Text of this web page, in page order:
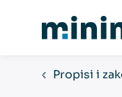
Propisi i